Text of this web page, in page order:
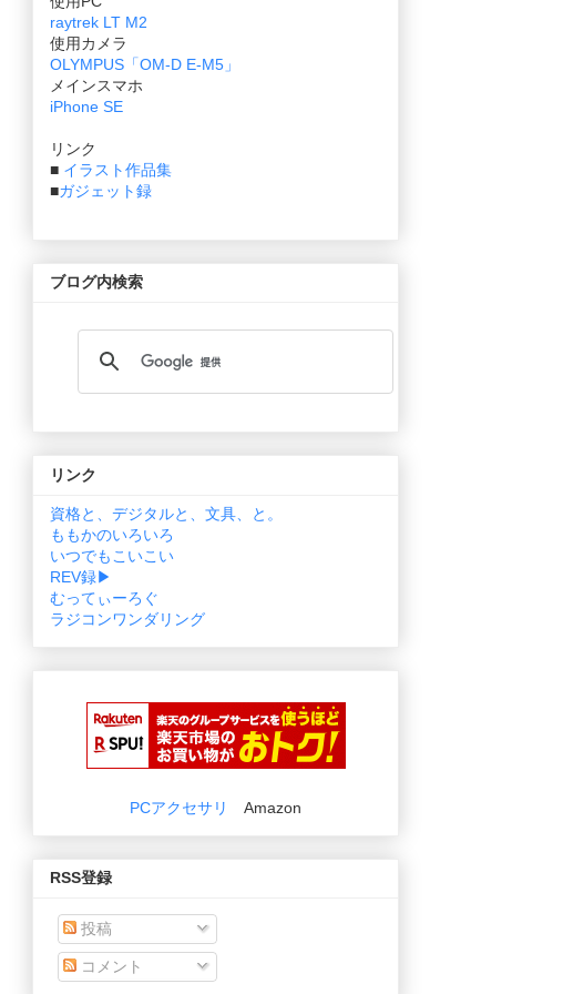
raytrek LT M2
使用カメラ
OLYMPUS「OM-D E-M5」
メインスマホ
iPhone SE
リンク
■ イラスト作品集
■ガジェット録
ブログ内検索
リンク
資格と、デジタルと、文具、と。
ももかのいろいろ
いつでもこいこい
REV録▶
むってぃーろぐ
ラジコンワンダリング
PCアクセサリ Amazon
RSS登録
投稿
コメント